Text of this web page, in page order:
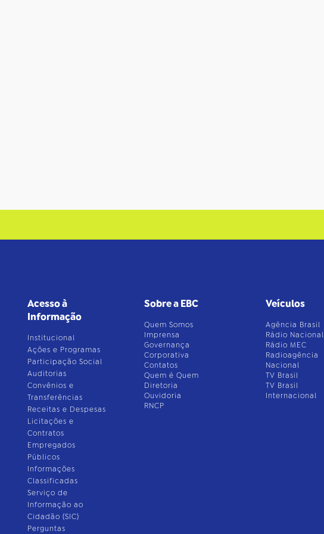
Acesso à
Informação
Institucional
Ações e Programas
Participação Social
Auditorias
Convênios e
Transferências
Receitas e Despesas
Licitações e
Contratos
Empregados
Públicos
Informações
Classificadas
Serviço de
Informação ao
Cidadão (SIC)
Perguntas
Sobre a EBC
Quem Somos
Imprensa
Governança
Corporativa
Contatos
Quem é Quem
Diretoria
Ouvidoria
RNCP
Veículos
Agência Brasil
Rádio Nacional
Rádio MEC
Radioagência
Nacional
TV Brasil
TV Brasil
Internacional